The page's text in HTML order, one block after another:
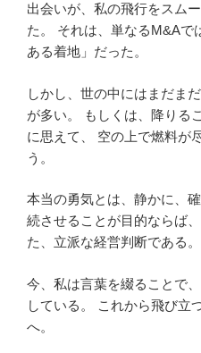
出会いが、私の飛行をスム
た。 それは、単なるM&Aで
ある着地」だった。
しかし、世の中にはまだま
が多い。 もしくは、降りる
に思えて、 空の上で燃料が
う。
本当の勇気とは、静かに、
続させることが目的ならば
た、立派な経営判断である。
今、私は言葉を綴ることで
している。 これから飛び立
へ。